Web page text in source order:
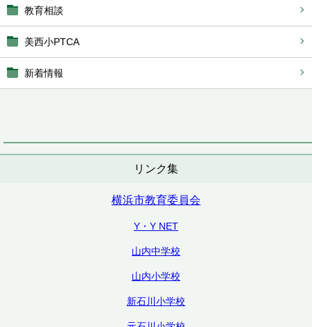
教育相談
美西小PTCA
新着情報
リンク集
横浜市教育委員会
Y・Y NET
山内中学校
山内小学校
新石川小学校